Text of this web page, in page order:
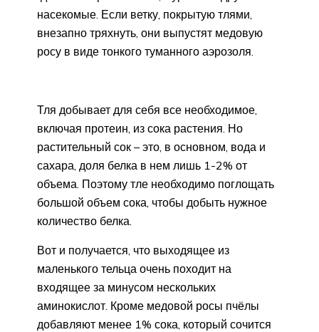
насекомые. Если ветку, покрытую тлями,
внезапно тряхнуть, они выпустят медовую
росу в виде тонкого туманного аэрозоля.
Тля добывает для себя все необходимое,
включая протеин, из сока растения. Но
растительный сок – это, в основном, вода и
сахара, доля белка в нем лишь 1-2% от
объема. Поэтому тле необходимо поглощать
большой объем сока, чтобы добыть нужное
количество белка.
Вот и получается, что выходящее из
маленького тельца очень походит на
входящее за минусом нескольких
аминокислот. Кроме медовой росы пчёлы
добавляют менее 1% сока, который сочится